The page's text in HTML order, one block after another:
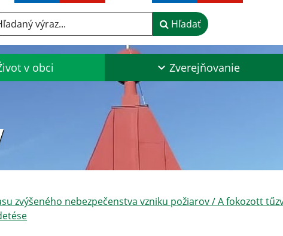
výraz... Hľadať
v obci Zverejňovanie
zvýšeného nebezpečenstva vzniku požiarov / A fokozott